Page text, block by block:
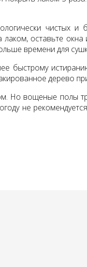
чистых
оставьте
времени для
дерево
Но вощеные полы
не